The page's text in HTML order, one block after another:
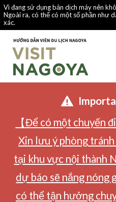
Vì đang sử dụng bản dịch máy nên
Ngoài ra, có thể có một số phần như
xác.
【Để có một chuyến
Xin lưu ý phòng
tại khu vực nội thành
dự báo sẽ nắng nóng
có thể tận hưởng